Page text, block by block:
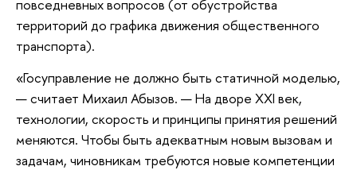
повседневных вопросов (от обустройства
территорий до графика движения общественного
транспорта).
«Госуправление не должно быть статичной моделью,
— считает Михаил Абызов. — На дворе XXI век,
технологии, скорость и принципы принятия решений
меняются. Чтобы быть адекватным новым вызовам и
задачам, чиновникам требуются новые компетенции